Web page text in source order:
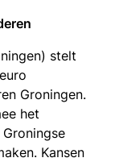
stelt
Groningen.
het
Kansen